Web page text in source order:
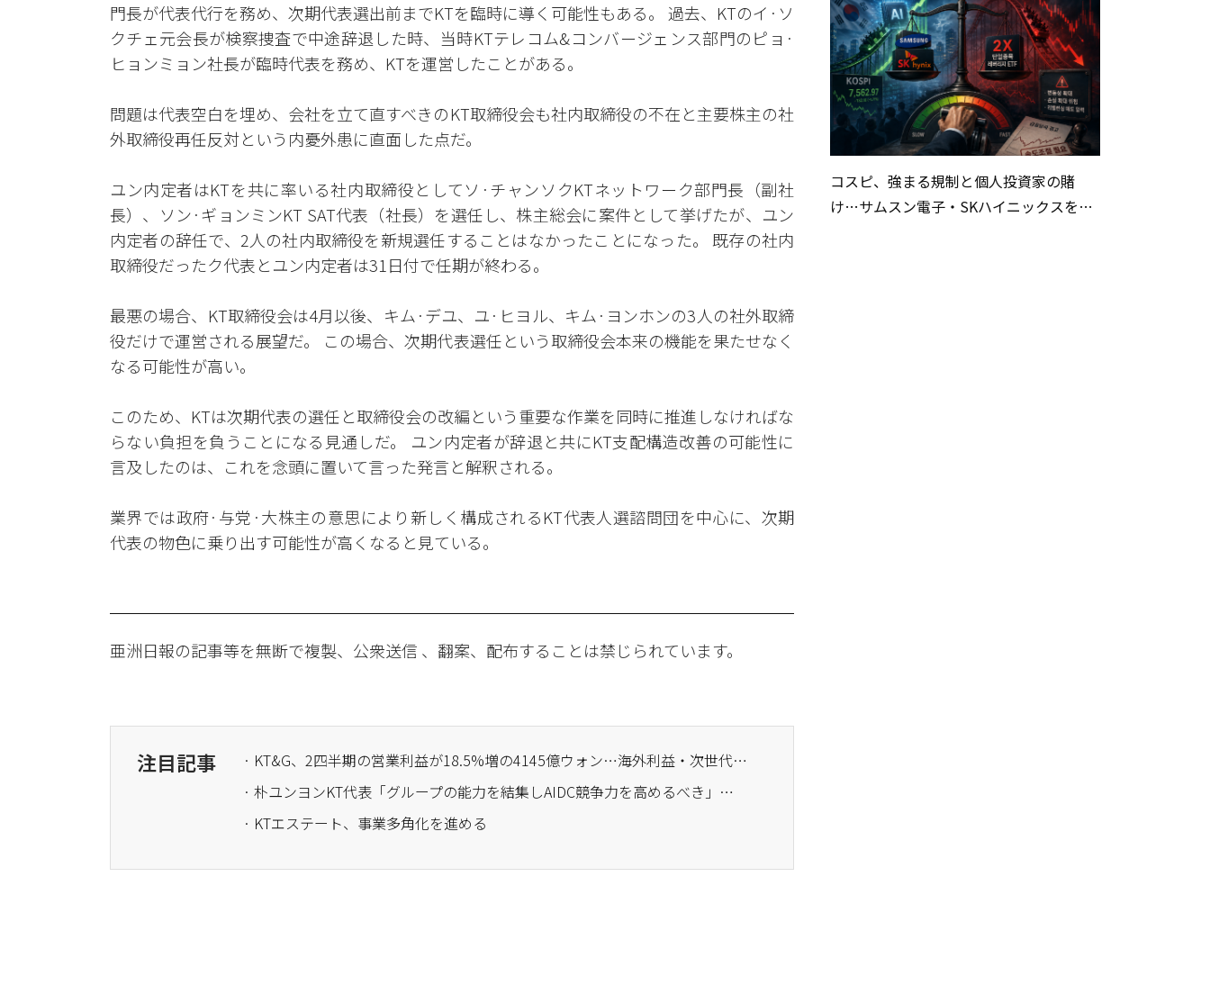
門長が代表代行を務め、次期代表選出前までKTを臨時に導く可能性もある。 過去、KTのイ·ソ
クチェ元会長が検察捜査で中途辞退した時、当時KTテレコム&コンバージェンス部門のピョ·
ヒョンミョン社長が臨時代表を務め、KTを運営したことがある。
問題は代表空白を埋め、会社を立て直すべきのKT取締役会も社内取締役の不在と主要株主の社
外取締役再任反対という内憂外患に直面した点だ。
ユン内定者はKTを共に率いる社内取締役としてソ·チャンソクKTネットワーク部門長（副社
長）、ソン·ギョンミンKT SAT代表（社長）を選任し、株主総会に案件として挙げたが、ユン
内定者の辞任で、2人の社内取締役を新規選任することはなかったことになった。 既存の社内
取締役だったク代表とユン内定者は31日付で任期が終わる。
最悪の場合、KT取締役会は4月以後、キム·デユ、ユ·ヒヨル、キム·ヨンホンの3人の社外取締
役だけで運営される展望だ。 この場合、次期代表選任という取締役会本来の機能を果たせなく
なる可能性が高い。
このため、KTは次期代表の選任と取締役会の改編という重要な作業を同時に推進しなければな
らない負担を負うことになる見通しだ。 ユン内定者が辞退と共にKT支配構造改善の可能性に
言及したのは、これを念頭に置いて言った発言と解釈される。
業界では政府·与党·大株主の意思により新しく構成されるKT代表人選諮問団を中心に、次期
代表の物色に乗り出す可能性が高くなると見ている。
亜洲日報の記事等を無断で複製、公衆送信 、翻案、配布することは禁じられています。
注目記事
· KT&G、2四半期の営業利益が18.5%増の4145億ウォン…海外利益・次世代タバコ成長
· 朴ユンヨンKT代表「グループの能力を結集しAIDC競争力を高めるべき」…目黒KTクラウド訪問
· KTエステート、事業多角化を進める
コスピ、強まる規制と個人投資家の賭
け…サムスン電子・SKハイニックスを巡